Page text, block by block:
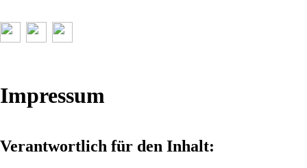
Impressum
Verantwortlich für den Inhalt: